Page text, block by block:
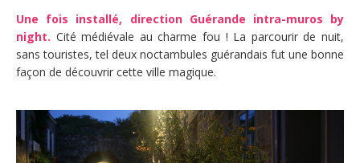
Une fois installé, direction Guérande intra-muros by
night. Cité médiévale au charme fou ! La parcourir de nuit,
sans touristes, tel deux noctambules guérandais fut une bonne
façon de découvrir cette ville magique.